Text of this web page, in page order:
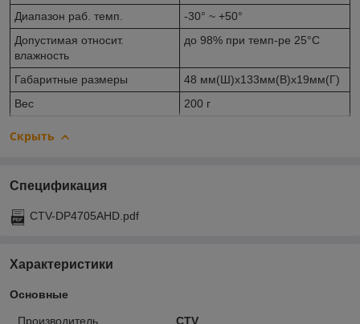
Диапазон раб. темп.
-30° ~ +50°
Допустимая относит.
влажность
до 98% при темп-ре 25°C
Габаритные размеры
48 мм(Ш)х133мм(В)х19мм(Г)
Вес
200 г
Скрыть
Спецификация
CTV-DP4705AHD.pdf
Характеристики
Основные
Производитель
CTV